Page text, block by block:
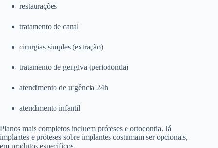
restaurações
tratamento de canal
cirurgias simples (extração)
tratamento de gengiva (periodontia)
atendimento de urgência 24h
atendimento infantil
Planos mais completos incluem próteses e ortodontia. Já
implantes e próteses sobre implantes costumam ser opcionais,
em produtos específicos.